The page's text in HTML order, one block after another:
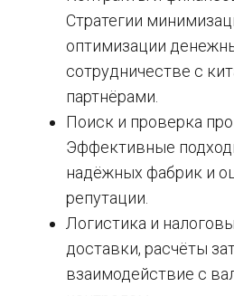
Стратегии
оптимизации
сотрудничестве с
партнёрами.
Поиск и проверка
Эффективные
надёжных фабрик и
репутации.
Логистика и
доставки, расчёты
взаимодействие с